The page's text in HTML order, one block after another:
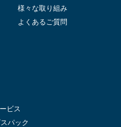
様々な取り組み
よくあるご質問
ビス
パック